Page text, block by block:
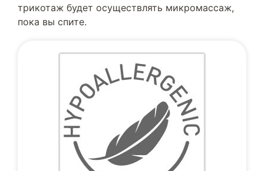
трикотаж будет осуществлять микромассаж,
пока вы спите.